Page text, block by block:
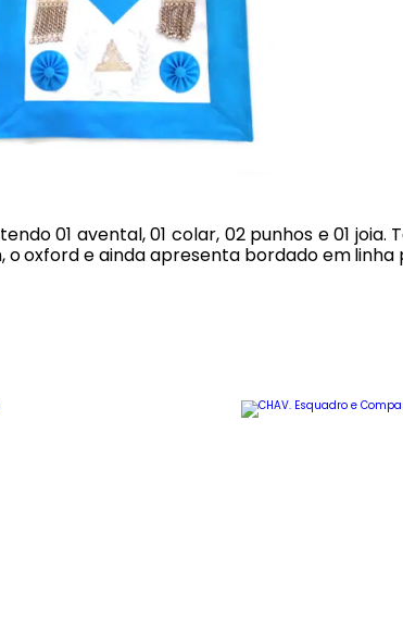
01 avental, 01 colar, 02 punhos e 01
e ainda apresenta bordado em linha